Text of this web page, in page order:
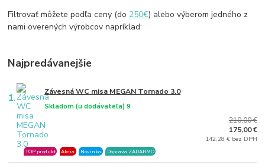
Filtrovať môžete podľa ceny (do 250€) alebo výberom jedného z
nami overených výrobcov napríklad:
Najpredávanejšie
1. Závesná WC misa MEGAN Tornado 3.0
Skladom (u dodávateľa) 9
TOP produkt Akcia Novinka Doprava ZADARMO
210,00 €
175,00 €
142,28 € bez DPH